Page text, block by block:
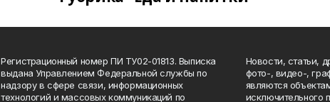
Регистрационный номер ПИ ТУ02-01813. Выписка
выдана Управлением Федеральной службы по
надзору в сфере связи, информационных
технологий и массовых коммуникаций по
Новости, статьи,
фото-, видео-,
являются
исключительного